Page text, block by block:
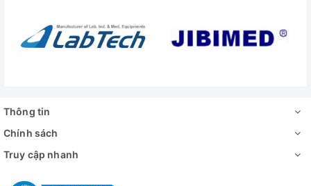
Thông tin
Chính sách
Truy cập nhanh